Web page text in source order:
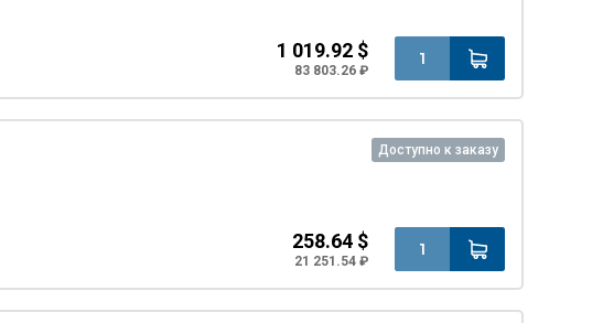
1 019.92 $
83 803.26 ₽
Доступно к заказу
258.64 $
21 251.54 ₽